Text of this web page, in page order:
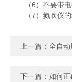
（6）不要带电
（7）氮吹仪的
上一篇： 全自
下一篇： 如何正